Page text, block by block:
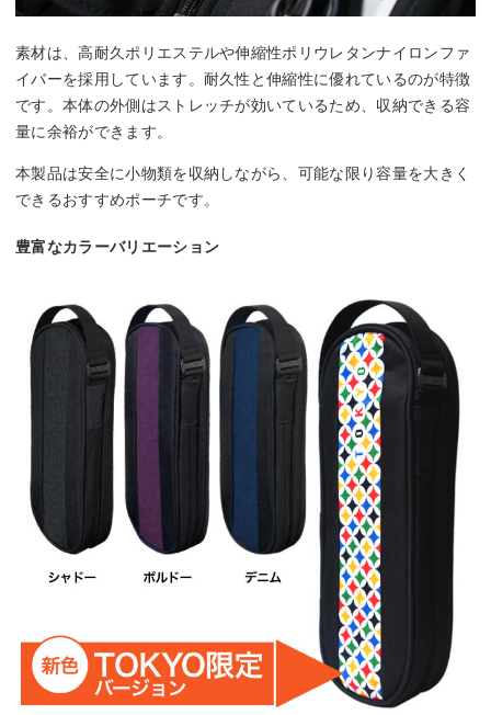
素材は、高耐久ポリエステルや伸縮性ポリウレタンナイロンファ
イバーを採用しています。耐久性と伸縮性に優れているのが特徴
です。本体の外側はストレッチが効いているため、収納できる容
量に余裕ができます。
本製品は安全に小物類を収納しながら、可能な限り容量を大きく
できるおすすめポーチです。
豊富なカラーバリエーション